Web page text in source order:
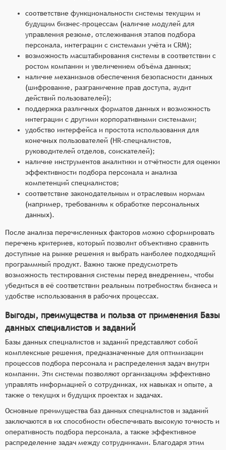
соответствие функциональности системы текущим и
будущим бизнес-процессам (наличие модулей для
управления резюме, отслеживания этапов подбора
персонала, интеграции с системами учёта и CRM);
возможность масштабирования системы в соответствии с
ростом компании и увеличением объёма данных;
наличие механизмов обеспечения безопасности данных
(шифрование, разграничение прав доступа, аудит
действий пользователей);
поддержка различных форматов данных и возможность
интеграции с другими корпоративными системами;
удобство интерфейса и простота использования для
конечных пользователей (HR-специалистов,
руководителей отделов, соискателей);
наличие инструментов аналитики и отчётности для оценки
эффективности подбора персонала и анализа
компетенций специалистов;
соответствие законодательным и отраслевым нормам
(например, требованиям к обработке персональных
данных).
После анализа перечисленных факторов можно сформировать
перечень критериев, который позволит объективно сравнить
доступные на рынке решения и выбрать наиболее подходящий
программный продукт. Важно также предусмотреть
возможность тестирования системы перед внедрением, чтобы
убедиться в её соответствии реальным потребностям бизнеса и
удобстве использования в рабочих процессах.
Выгоды, преимущества и польза от применения Базы
данных специалистов и заданий
Базы данных специалистов и заданий представляют собой
комплексные решения, предназначенные для оптимизации
процессов подбора персонала и распределения задач внутри
компании. Эти системы позволяют организациям эффективно
управлять информацией о сотрудниках, их навыках и опыте, а
также о текущих и будущих проектах и задачах.
Основные преимущества баз данных специалистов и заданий
заключаются в их способности обеспечивать высокую точность и
оперативность подбора персонала, а также эффективное
распределение задач между сотрудниками. Благодаря этим